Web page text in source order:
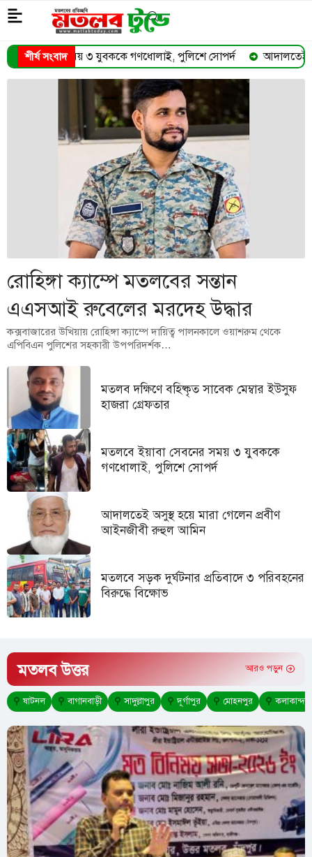
শীর্ষ সংবাদ
গণধোলাই, পুলিশে সোপর্দ ➜ আদালতেই অসুস্থ হয়ে মারা গেলেন
মতলব দক্ষিণে বহিষ্কৃত সাবেক মেম্বার ইউসুফ
হাজরা গ্রেফতার
মতলবে ইয়াবা সেবনের সময় ৩ যুবককে
গণধোলাই, পুলিশে সোপর্দ
আদালতেই অসুস্থ হয়ে মারা গেলেন প্রবীণ
আইনজীবী রুহুল আমিন
মতলবে সড়ক দুর্ঘটনার প্রতিবাদে ৩ পরিবহনের
বিরুদ্ধে বিক্ষোভ
রোহিঙ্গা ক্যাম্পে মতলবের সন্তান
এএসআই রুবেলের মরদেহ উদ্ধার
কক্সবাজারের উখিয়ায় রোহিঙ্গা ক্যাম্পে দায়িত্ব পালনকালে ওয়াশরুম থেকে
এপিবিএন পুলিশের সহকারী উপপরিদর্শক…
মতলব উত্তর আরও পড়ুন
⚲ ষাটনল ⚲ বাগানবাড়ী ⚲ সাদুল্লাপুর ⚲ দূর্গাপুর ⚲ মোহনপুর ⚲ কলাকান্দা